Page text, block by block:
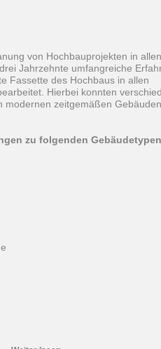
von Hochbauprojekten in allen
Jahrzehnte umfangreiche
Fassette des Hochbaus in allen
Hierbei konnten
modernen zeitgemäßen
zu folgenden Gebäudetypen